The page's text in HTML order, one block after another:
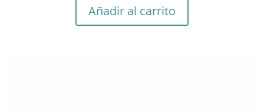
Añadir al carrito